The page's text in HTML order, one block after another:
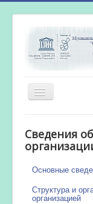
Включить/
выключить
Новости
Сведения
Основные
Структура и
организацией